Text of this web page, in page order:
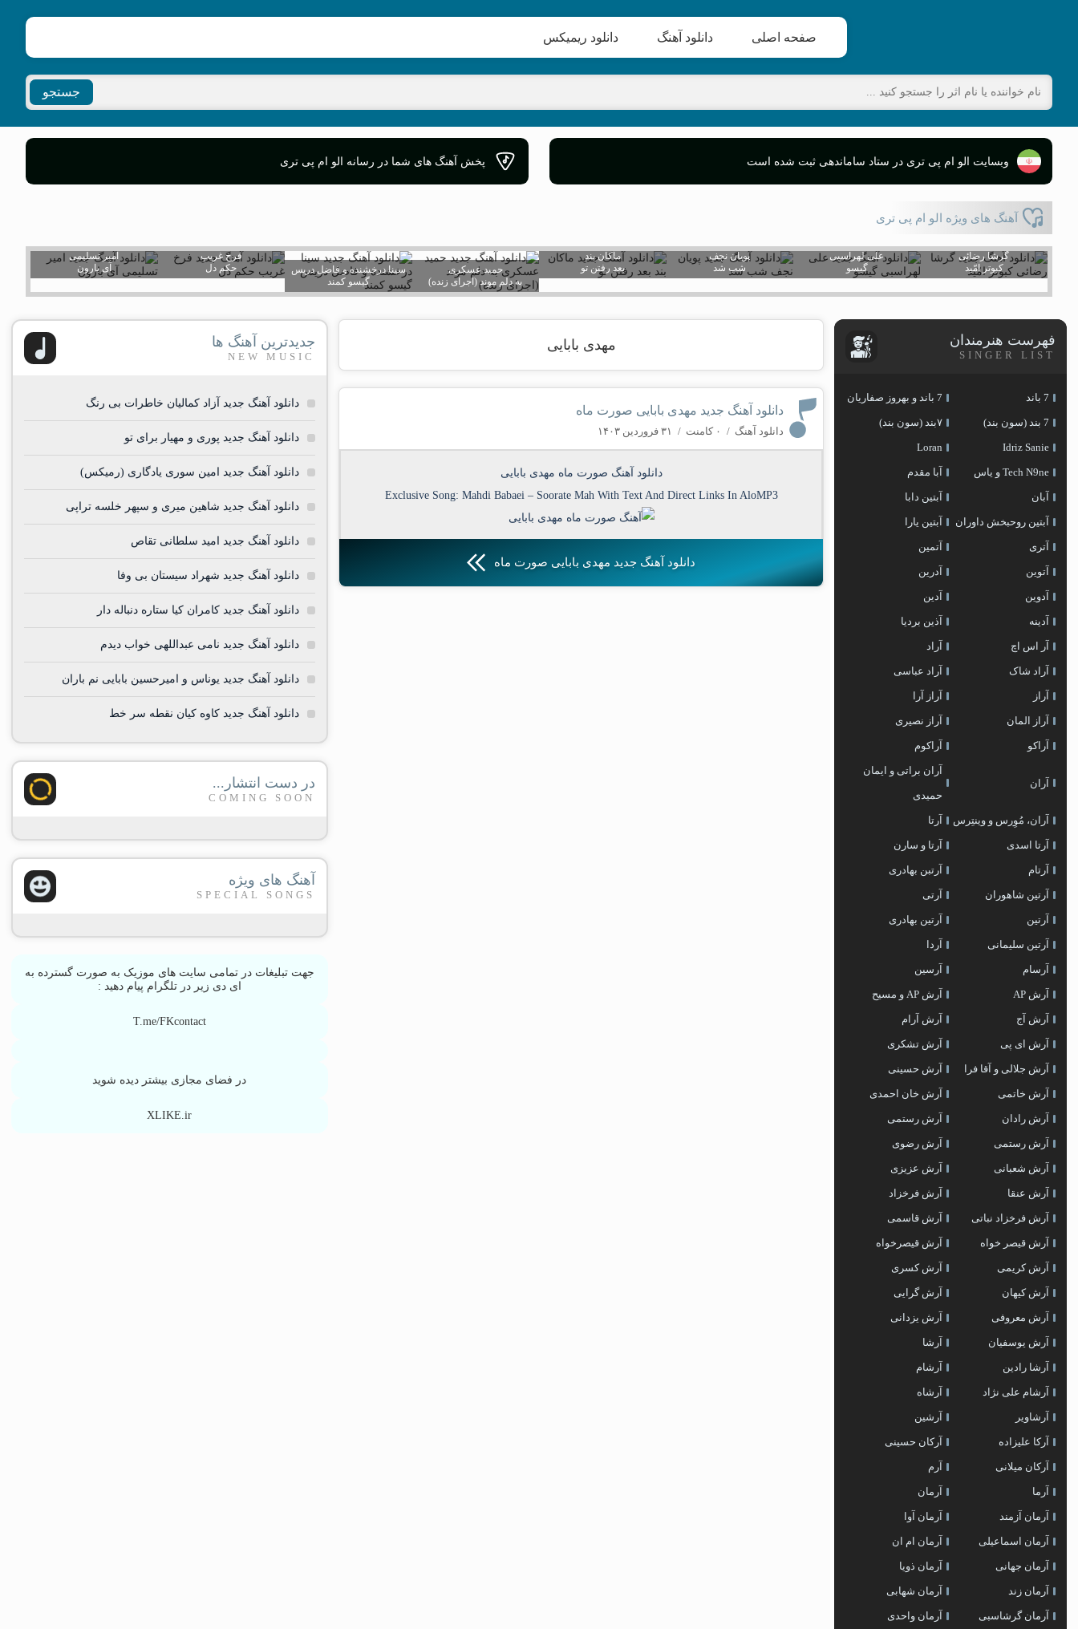
صفحه اصلی دانلود آهنگ دانلود ریمیکس
جستجو
وبسایت الو ام پی تری در ستاد ساماندهی ثبت شده است پخش آهنگ های شما در رسانه الو ام پی تری
آهنگ های ویژه الو ام پی تری
گرشا رضائی
کبوتر امّید
علی لهراسبی
گیسو
پویان نجف
شب شد
ماکان بند
بعد رفتن تو
حمید عسکری
به دلم موند (اجرای زنده)
سینا درخشنده و فاضل دریس
گیسو کمند
فرخ غریب
حکم دل
امیر تسلیمی
آی بارون
مهدی بابایی
دانلود آهنگ جدید مهدی بابایی صورت ماه
دانلود آهنگ / ۰ کامنت / ۳۱ فروردین ۱۴۰۳
دانلود آهنگ صورت ماه مهدی بابایی
Exclusive Song: Mahdi Babaei – Soorate Mah With Text And Direct Links In AloMP3
دانلود آهنگ جدید مهدی بابایی صورت ماه
فهرست هنرمندان
SINGER LIST
7 باند 7 باند و بهروز صفاریان
7 بند (سون بند) ۷بند (سون بند)
Idriz Sanie
Loran
Tech N9ne و یاس آبا مقدم
آبان آبتین دابا
آبتین روحبخش داوران آبتین یارا
آتری آتمین
آتوین آدرین
آدوین آدین
آدینه آذین بردیا
آر اس اچ آراد
آراد شاک آراد عباسی
آراز آراز آرا
آراز المان آراز نصیری
آراکو آراکوم
آران
آران براتی و ایمان
حمیدی
آران، مُوِرس و وینتِرس آرتا
آرتا اسدی آرتا و سارن
آرتام آرتبن بهادری
آرتين شاهوران آرتی
آرتین آرتین بهادری
آرتین سلیمانی آردا
آرسام آرسین
آرش AP آرش AP و مسیح
آرش آج آرش آرام
آرش ای پی آرش تشکری
آرش جلالی و آقا فرا آرش حسینی
آرش خاتمی آرش خان احمدی
آرش رادان آرش رستمى
آرش رستمی آرش رضوی
آرش شعبانی آرش عزیزی
آرش عنقا آرش فرخزاد
آرش فرخزاد نباتی آرش قاسمی
آرش قیصر خواه آرش قیصرخواه
آرش کریمی آرش کسری
آرش کیهان آرش گرایی
آرش معروفی آرش یزدانی
آرش یوسفیان آرشا
آرشا رادین آرشام
آرشام علی نژاد آرشاه
آرشاویر آرشین
آرکا علیزاده آرکان حسینی
آرکان میلانی آرم
آرما آرمان
آرمان آزمند آرمان آوا
آرمان اسماعیلی آرمان ام ان
آرمان جهانی آرمان ذویا
آرمان زند آرمان شهابی
آرمان گرشاسبی آرمان واحدی
جدیدترین آهنگ ها
NEW MUSIC
دانلود آهنگ جدید آزاد کمالیان خاطرات بی رنگ
دانلود آهنگ جدید پوری و مهیار برای تو
دانلود آهنگ جدید امین سوری یادگاری (رمیکس)
دانلود آهنگ جدید شاهین میری و سپهر خلسه تراپی
دانلود آهنگ جدید امید سلطانی تقاص
دانلود آهنگ جدید شهراد سیستان بی وفا
دانلود آهنگ جدید کامران کیا ستاره دنباله دار
دانلود آهنگ جدید نامی عبداللهی خواب دیدم
دانلود آهنگ جدید یوناس و امیرحسین بابایی نم باران
دانلود آهنگ جدید کاوه کیان نقطه سر خط
در دست انتشار...
COMING SOON
آهنگ های ویژه
SPECIAL SONGS
جهت تبلیغات در تمامی سایت های موزیک به صورت گسترده به
ای دی زیر در تلگرام پیام دهید :
T.me/FKcontact
در فضای مجازی بیشتر دیده شوید
XLIKE.ir